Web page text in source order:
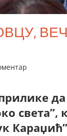
света”,